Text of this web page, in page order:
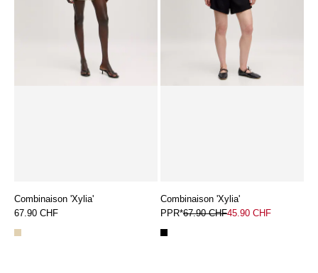
Combinaison 'Xylia'
67.90 CHF
Combinaison 'Xylia'
PPR*67.90 CHF45.90 CHF